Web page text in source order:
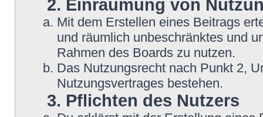
2. Einräumung von
Mit dem Erstellen eines Beitrags
und räumlich unbeschränktes und
Rahmen des Boards zu nutzen.
Das Nutzungsrecht nach Punkt 2,
Nutzungsvertrages bestehen.
3. Pflichten des Nutzers